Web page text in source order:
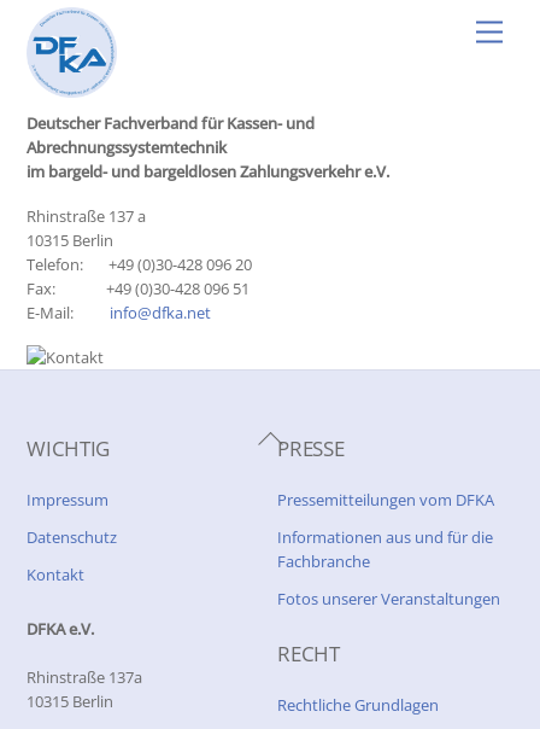
content
Deutscher Fachverband für Kassen- und
Abrechnungssystemtechnik
im bargeld- und bargeldlosen Zahlungsverkehr e.V.
Rhinstraße 137 a
10315 Berlin
Telefon: +49 (0)30-428 096 20
Fax: +49 (0)30-428 096 51
E-Mail: info@dfka.net
Back
To
WICHTIG
Impressum
Datenschutz
Kontakt
DFKA e.V.
Rhinstraße 137a
10315 Berlin
PRESSE
Pressemitteilungen vom DFKA
Informationen aus und für die
Fachbranche
Fotos unserer Veranstaltungen
RECHT
Rechtliche Grundlagen